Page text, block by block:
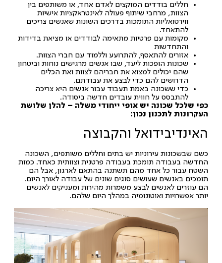
חללים בודדים המוקצים לאדם אחד, או משותפים בין
הצוות, מרחבי שיתוף פעולה לאינטראקציות אישיות
ווירטואליות התומכות בדרכים השונות שאנשים צריכים
להתאחד.
מקומות עם פרטיות מתאימה לבודדים או מציאת בדידות
והתחדשות
אזורים להתאסף, להתרועע וללמוד עם חברי הצוות.
שכונות הופכות ליעד, שבו אנשים מרגישים נוחות וביטחון
שהם יכולים למצוא את חבריהם לצוות ואת הכלים
הדרושים להם כדי לבצע את עבודתם.
כדי ששכונה באמת תעבוד עבור אנשים היא צריכה
להתבסס על חווית עובדים חדשה ביסודה.
כפי שלכל שכונה יש אופי ייחודי משלה – להלן שלושת
העקרונות לתכנון נכון:
האינדיבידואל והקבוצה
כשם שבשכונות עירוניות יש בתים וחללים משותפים, השכונה
החדשה בעבודה תומכת בעבודה פרטנית וצוותית כאחד. כמות
השטח עבור כל אחד מהם תשתנה בהתאם לארגון, אבל הם
תומכים באנשים שעושים סוגים שונים של עבודה לאורך היום.
הם עוזרים לאנשים לבצע משמרות מהירות ומעניקים לאנשים
יותר אפשרויות ואוטונומיה במהלך היום שלהם.